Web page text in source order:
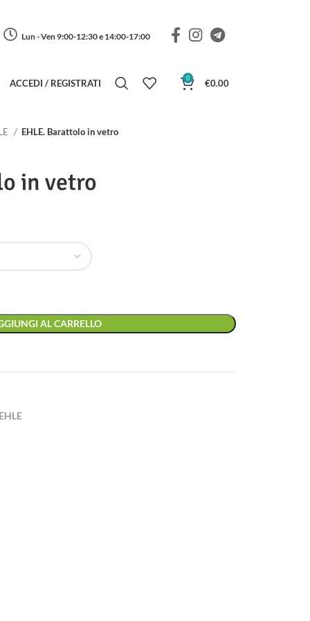
Lun - Ven 9:00-12:30 e 14:00-17:00
ACCEDI / REGISTRATI 0 €0.00
EHLE. Barattolo in vetro
in vetro
AL CARRELLO
EHLE